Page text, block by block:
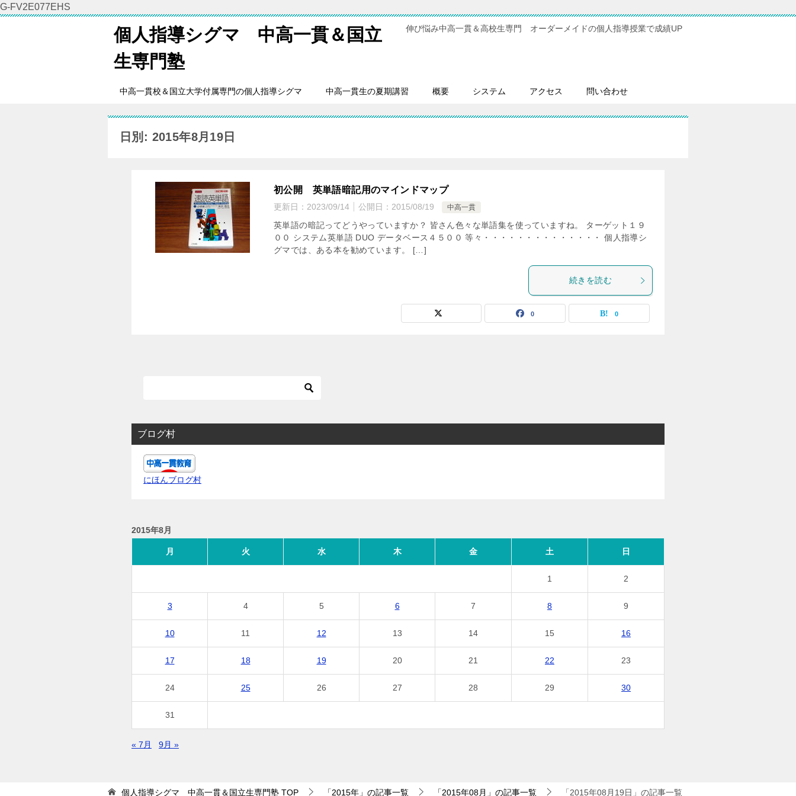
G-FV2E077EHS
個人指導シグマ 中高一貫＆国立
生専門塾
伸び悩み中高一貫＆高校生専門 オーダーメイドの個人指導授業で成績UP
中高一貫校＆国立大学付属専門の個人指導シグマ 中高一貫生の夏期講習 概要 システム アクセス 問い合わせ
日別: 2015年8月19日
初公開 英単語暗記用のマインドマップ
更新日： 2023/09/14 公開日： 2015/08/19 中高一貫
英単語の暗記ってどうやっていますか？ 皆さん色々な単語集を使っていますね。 ターゲット１９
００ システム英単語 DUO データベース４５００ 等々・・・・・・・・・・・・・・ 個人指導シ
グマでは、ある本を勧めています。 […]
続きを読む
0 0
ブログ村
にほんブログ村
2015年8月
月 火 水 木 金 土 日
1 2
3 4 5 6 7 8 9
10 11 12 13 14 15 16
17 18 19 20 21 22 23
24 25 26 27 28 29 30
31
« 7月 9月 »
個人指導シグマ 中高一貫＆国立生専門塾 TOP 「2015年」の記事一覧 「2015年08月」の記事一覧 「2015年08月19日」の記事一覧